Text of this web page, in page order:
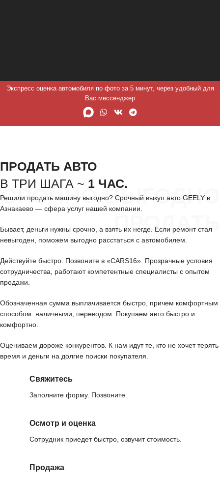
Экспресс оценка автомобиля по фото за 5 минут, через удобный для
Вас мессенджер
СРОЧНО ВЫГОДНО
ПРОДАТЬ
ПРОДАТЬ АВТО
В ТРИ ШАГА ~ 1 ЧАС.
Решили продать машину выгодно? Срочный выкуп авто GEELY в
Азнакаево — сфера услуг нашей компании.
Бывает, деньги нужны срочно, а взять их негде. Если ремонт стал
невыгоден, поможем выгодно расстаться с автомобилем.
Действуйте быстро. Позвоните в «CARS16». Прозрачные условия
сотрудничества, работают компетентные специалисты с опытом
продажи.
Обозначенная сумма выплачивается быстро, причем комфортным
способом: наличными, переводом. Покупаем авто быстро и
комфортно.
Оцениваем дороже конкурентов. К нам идут те, кто не хочет терять
время и деньги на долгие поиски покупателя.
Свяжитесь
Заполните форму. Позвоните.
Осмотр и оценка
Сотрудник приедет быстро, озвучит стоимость.
Продажа